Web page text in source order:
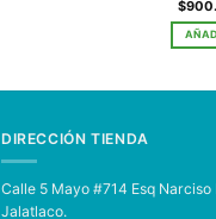
$
DIRECCIÓN TIENDA
Calle 5 Mayo #714 Esq
Jalatlaco.